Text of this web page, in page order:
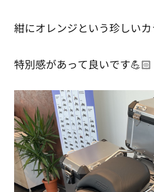
紺にオレンジという珍しい
特別感があって良いです💪🏻